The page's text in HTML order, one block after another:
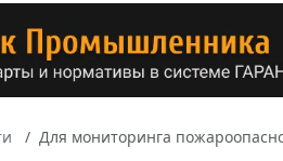
Для мониторинга